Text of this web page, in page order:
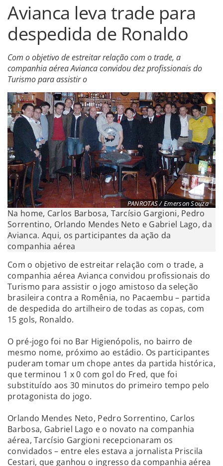
Avianca leva trade para
despedida de Ronaldo
Com o objetivo de estreitar relação com o trade, a
companhia aérea Avianca convidou dez profissionais do
Turismo para assistir o
PANROTAS / Emerson Souza
Na home, Carlos Barbosa, Tarcísio Gargioni, Pedro
Sorrentino, Orlando Mendes Neto e Gabriel Lago, da
Avianca. Aqui, os participantes da ação da
companhia aérea
Com o objetivo de estreitar relação com o trade, a
companhia aérea Avianca convidou profissionais do
Turismo para assistir o jogo amistoso da seleção
brasileira contra a Romênia, no Pacaembu – partida
de despedida do artilheiro de todas as copas, com
15 gols, Ronaldo.
O pré-jogo foi no Bar Higienópolis, no bairro de
mesmo nome, próximo ao estádio. Os participantes
puderam tomar um chope antes da partida histórica,
que terminou 1 x 0 com gol do Fred, que foi
substituído aos 30 minutos do primeiro tempo pelo
protagonista do jogo.
Orlando Mendes Neto, Pedro Sorrentino, Carlos
Barbosa, Gabriel Lago e o novato na companhia
aérea, Tarcísio Gargioni recepcionaram os
convidados – entre eles estava a jornalista Priscila
Cestari, que ganhou o ingresso da companhia aérea